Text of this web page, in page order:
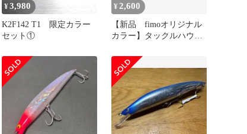
¥3,980
K2F142 T1 限定カラー
セット①
¥ 2,600
【新品 fimoオリジナル
カラー】タックルハウ